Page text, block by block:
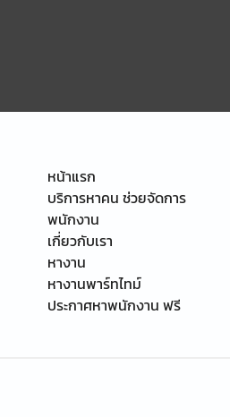
หน้าแรก
บริการหาคน ช่วยจัดการ
พนักงาน
เกี่ยวกับเรา
หางาน
หางานพาร์ทไทม์
ประกาศหาพนักงาน ฟรี